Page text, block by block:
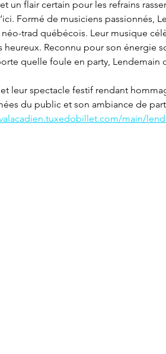
un flair certain pour les refrains
Formé de musiciens passionnés,
trad québécois. Leur musique
Reconnu pour son énergie
quelle foule en party, Lendemain
leur spectacle festif rendant
du public et son ambiance de
main/